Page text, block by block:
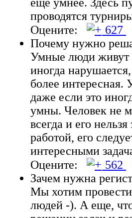
проводятся
Оцените:
627
Почему нужно
Умные люди живут
иногда
более
даже если это
умны. Человек не
всегда и его
работой, его
интересными
Оцените:
562
Зачем нужна
Мы хотим
людей -). А еще,